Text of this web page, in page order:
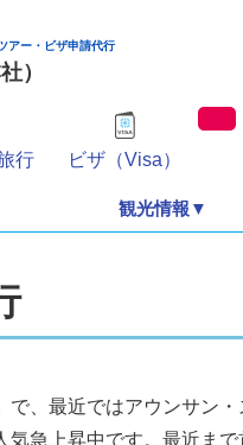
アー・ビザ申請代行
）
行 ビザ（Visa）
観光情報▼
で、最近ではアウンサン
気急上昇中です。最近ま